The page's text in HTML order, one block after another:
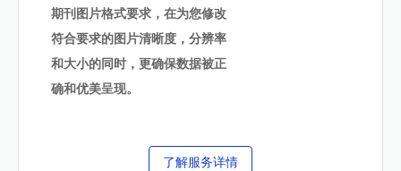
期刊图片格式要求，在为您修改
符合要求的图片清晰度，分辨率
和大小的同时，更确保数据被正
确和优美呈现。
了解服务详情